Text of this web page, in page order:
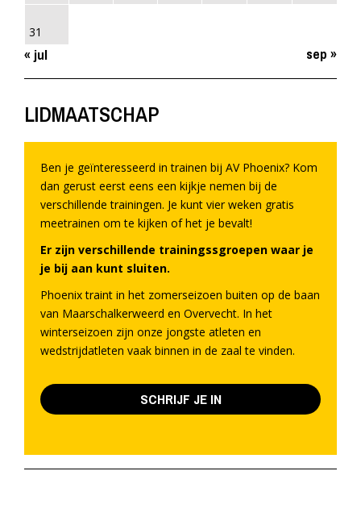
31
« jul sep »
LIDMAATSCHAP
Ben je geïnteresseerd in trainen bij AV Phoenix? Kom
dan gerust eerst eens een kijkje nemen bij de
verschillende trainingen. Je kunt vier weken gratis
meetrainen om te kijken of het je bevalt!
Er zijn verschillende trainingssgroepen waar je
je bij aan kunt sluiten.
Phoenix traint in het zomerseizoen buiten op de baan
van Maarschalkerweerd en Overvecht. In het
winterseizoen zijn onze jongste atleten en
wedstrijdatleten vaak binnen in de zaal te vinden.
SCHRIJF JE IN